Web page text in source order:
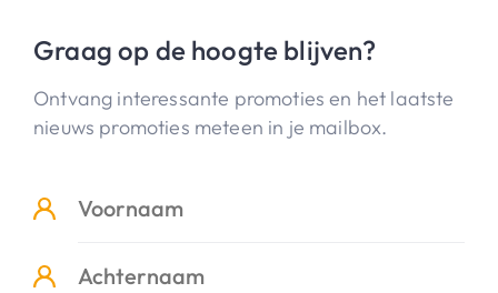
Graag op de hoogte blijven?
Ontvang interessante promoties en het laatste
nieuws promoties meteen in je mailbox.